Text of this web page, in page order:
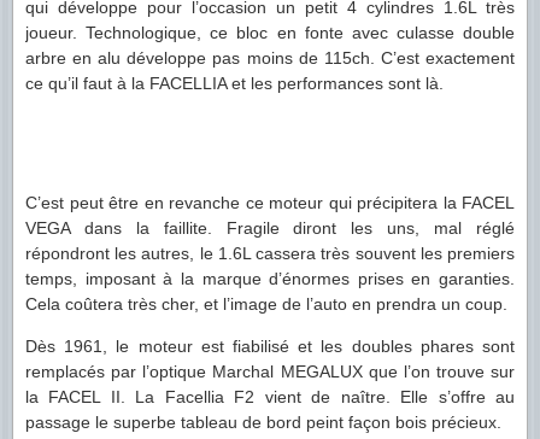
qui développe pour l’occasion un petit 4 cylindres 1.6L très
joueur. Technologique, ce bloc en fonte avec culasse double
arbre en alu développe pas moins de 115ch. C’est exactement
ce qu’il faut à la FACELLIA et les performances sont là.
C’est peut être en revanche ce moteur qui précipitera la FACEL
VEGA dans la faillite. Fragile diront les uns, mal réglé
répondront les autres, le 1.6L cassera très souvent les premiers
temps, imposant à la marque d’énormes prises en garanties.
Cela coûtera très cher, et l’image de l’auto en prendra un coup.
Dès 1961, le moteur est fiabilisé et les doubles phares sont
remplacés par l’optique Marchal MEGALUX que l’on trouve sur
la FACEL II. La Facellia F2 vient de naître. Elle s’offre au
passage le superbe tableau de bord peint façon bois précieux.